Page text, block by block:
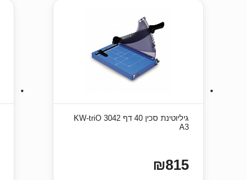
גיליוטינת סכין 40 דף KW-triO 3042
A3
₪815